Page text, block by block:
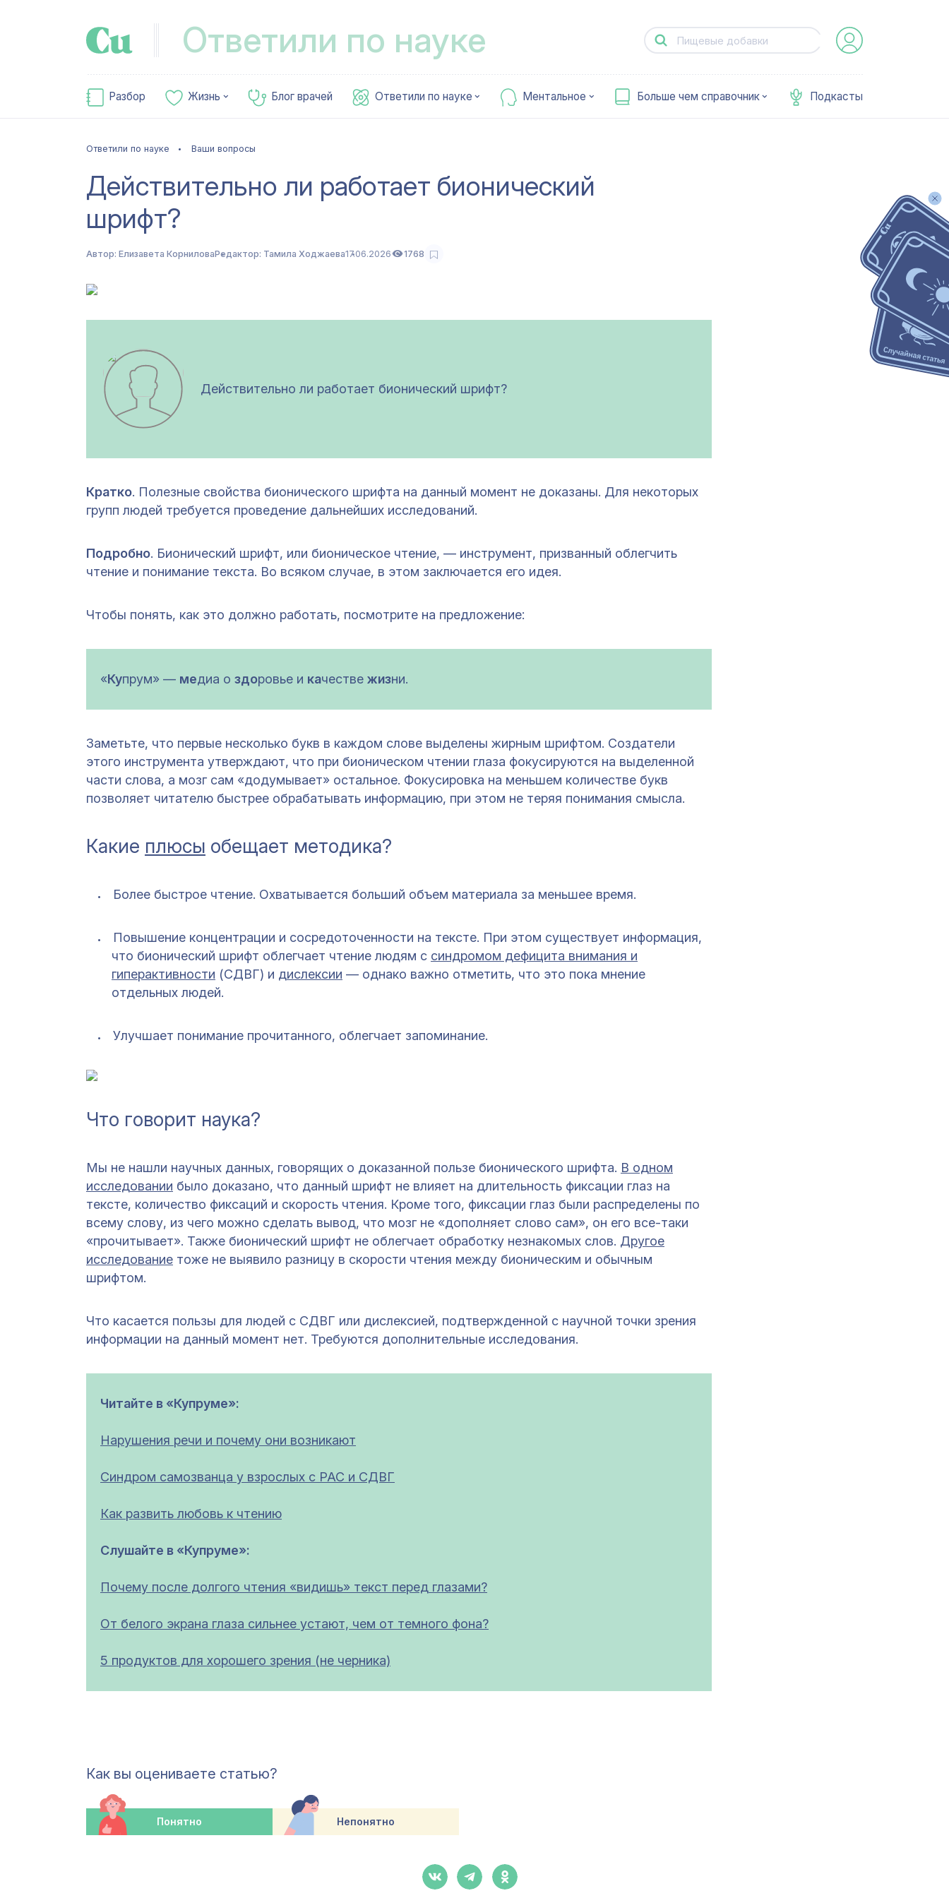
Ответили по науке
Разбор Жизнь Блог врачей Ответили по науке Ментальное Больше чем справочник Подкасты
Ответили по науке Ваши вопросы
Действительно ли работает бионический
шрифт?
Автор: Елизавета КорниловаРедактор: Тамила Ходжаева17.06.2026 1768
Действительно ли работает бионический шрифт?
Кратко. Полезные свойства бионического шрифта на данный момент не доказаны. Для некоторых
групп людей требуется проведение дальнейших исследований.
Подробно. Бионический шрифт, или бионическое чтение, — инструмент, призванный облегчить
чтение и понимание текста. Во всяком случае, в этом заключается его идея.
Чтобы понять, как это должно работать, посмотрите на предложение:
«Купрум» — медиа о здоровье и качестве жизни.
Заметьте, что первые несколько букв в каждом слове выделены жирным шрифтом. Создатели
этого инструмента утверждают, что при бионическом чтении глаза фокусируются на выделенной
части слова, а мозг сам «додумывает» остальное. Фокусировка на меньшем количестве букв
позволяет читателю быстрее обрабатывать информацию, при этом не теряя понимания смысла.
Какие плюсы обещает методика?
Более быстрое чтение. Охватывается больший объем материала за меньшее время.
Повышение концентрации и сосредоточенности на тексте. При этом существует информация,
что бионический шрифт облегчает чтение людям с синдромом дефицита внимания и
гиперактивности (СДВГ) и дислексии — однако важно отметить, что это пока мнение
отдельных людей.
Улучшает понимание прочитанного, облегчает запоминание.
Что говорит наука?
Мы не нашли научных данных, говорящих о доказанной пользе бионического шрифта. В одном
исследовании было доказано, что данный шрифт не влияет на длительность фиксации глаз на
тексте, количество фиксаций и скорость чтения. Кроме того, фиксации глаз были распределены по
всему слову, из чего можно сделать вывод, что мозг не «дополняет слово сам», он его все-таки
«прочитывает». Также бионический шрифт не облегчает обработку незнакомых слов. Другое
исследование тоже не выявило разницу в скорости чтения между бионическим и обычным
шрифтом.
Что касается пользы для людей с СДВГ или дислексией, подтвержденной с научной точки зрения
информации на данный момент нет. Требуются дополнительные исследования.
Читайте в «Купруме»:
Нарушения речи и почему они возникают
Синдром самозванца у взрослых с РАС и СДВГ
Как развить любовь к чтению
Cлушайте в «Купруме»:
Почему после долгого чтения «видишь» текст перед глазами?
От белого экрана глаза сильнее устают, чем от темного фона?
5 продуктов для хорошего зрения (не черника)
Как вы оцениваете статью?
Понятно Непонятно